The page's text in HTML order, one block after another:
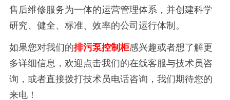
售后维修服务为一体的运营管理体系，并创建科学
研究、健全、标准、效率的公司运行体制。
如果您对我们的排污泵控制柜感兴趣或者想了解更
多详细信息，欢迎点击我们的在线客服与技术员咨
询，或者直接拨打技术员电话咨询，我们期待您的
来电！